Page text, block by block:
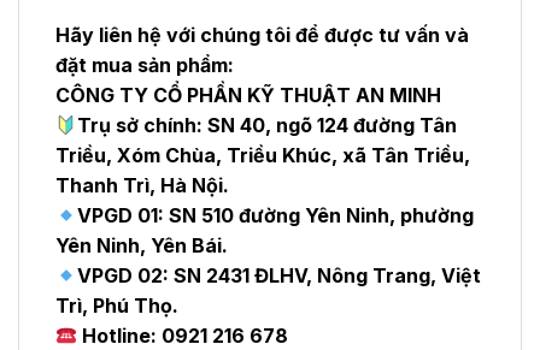
Hãy liên hệ với chúng tôi để được tư vấn và
đặt mua sản phẩm:
CÔNG TY CỔ PHẦN KỸ THUẬT AN MINH
Trụ sở chính: SN 40, ngõ 124 đường Tân
Triều, Xóm Chùa, Triều Khúc, xã Tân Triều,
Thanh Trì, Hà Nội.
VPGD 01: SN 510 đường Yên Ninh, phường
Yên Ninh, Yên Bái.
VPGD 02: SN 2431 ĐLHV, Nông Trang, Việt
Trì, Phú Thọ.
Hotline: 0921 216 678